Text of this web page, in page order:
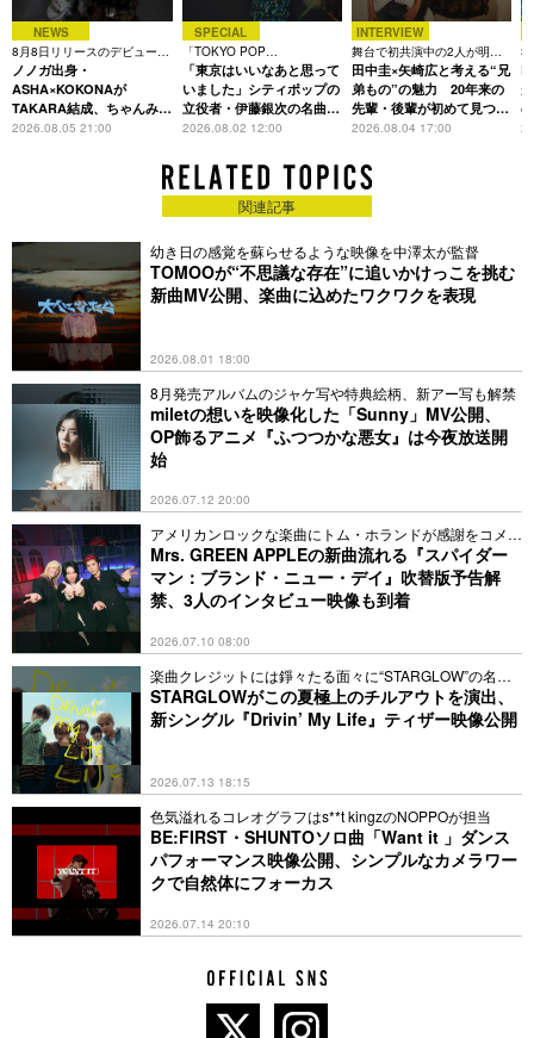
2019年末、2010年から2019年の間、英国の公式シングルおよ
びアルバム・チャート全体で最多No.1を獲得するなど、母国英
国で数々の功績を残し、オフィシャル・チャート・カンパニー
初の「No.1 Artist of the Decade」賞を授与されていた。最近
では、イギリスのシングル・チャートで52週（通年）1位を獲
得した最初のイギリス人ソロ・アーティストとなり、オフィシ
ャル・チャート・カンパニーでも新たな偉業を達成している。
昨年10月に発売された新作アルバム『=』のリリースに先立
ち、「Bad Habits」で（これまで2022年で最も売れた全英
No.1シングル）と「Shivers」という2曲の全英シングルNo.1を
獲得し、2曲合わせて15週間にわたり全英公式シングル・チャ
ートの上位に君臨していた。さらに、『=』はリリース以来、
世界中で300万枚以上を売り上げ、2022年度グラミー賞の＜ソ
ング・オブ・ザ・イヤー＞にもノミネート、2022年度ビルボー
ド・ミュージック・アワードでは9部門にノミネートされ、＜
トップ・ビルボード・グローバル・アーティスト＞を受賞し
た。
彼が21世紀の人気アーティストの1人となったのは、彼の音楽
作品の成功だけではない。大きな会場を、彼の初めてステージ
となったパブのバックルームに変えてしまう神秘的な能力を持
つエドは、2015年に、バンドなしで、ギターとループペダルだ
けで、ウェンブリー・スタジアムを3夜連続でソールドアウト
にして史上初のソロ・アーティストとなり、歴史を刻んでい
た。2019年の夏、2年にわたる大規模なディバイド・ツアーで
史上最も観客動員数の多いツアーとなり、再び歴史に名を刻
む。そして今年はウェンブリー・スタジアムで5夜にわたって
行われる「+ - = ÷ x Tour」（マスマティクス・ツアー）が控え
ている。
https://wmg.jp/edsheeran/profile/
NEWS
8月8日リリースのデビュー曲
は「Time is money」
ノノガ出身・
ASHA×KOKONAが
TAKARA結成、ちゃんみな
主宰レーベル第2弾アーテ
2026.08.05 21:00
SPECIAL
「TOKYO POP
CHRONICLE」特集
「東京はいいなあと思って
いました」シティポップの
立役者・伊藤銀次の名曲回
想録
2026.08.02 12:00
INTERVIEW
舞台で初共演中の2人が明か
す、今の自分をつくる恩人の
存在
田中圭×矢崎広と考える“兄
弟もの”の魅力 20年来の
先輩・後輩が初めて見つけ
た互いの共通点とは
2026.08.04 17:00
3
関連記事
幼き日の感覚を蘇らせるような映像を中澤太が監督
TOMOOが“不思議な存在”に追いかけっこを挑む
新曲MV公開、楽曲に込めたワクワクを表現
2026.08.01 18:00
8月発売アルバムのジャケ写や特典絵柄、新アー写も解禁
miletの想いを映像化した「Sunny」MV公開、
OP飾るアニメ『ふつつかな悪女』は今夜放送開
始
2026.07.12 20:00
アメリカンロックな楽曲にトム・ホランドが感謝をコメン
ト
Mrs. GREEN APPLEの新曲流れる『スパイダー
マン：ブランド・ニュー・デイ』吹替版予告解
禁、3人のインタビュー映像も到着
2026.07.10 08:00
楽曲クレジットには錚々たる面々に“STARGLOW”の名前
も
STARGLOWがこの夏極上のチルアウトを演出、
新シングル『Drivin’ My Life』ティザー映像公開
2026.07.13 18:15
色気溢れるコレオグラフはs**t kingzのNOPPOが担当
BE:FIRST・SHUNTOソロ曲「Want it 」ダンス
パフォーマンス映像公開、シンプルなカメラワー
クで自然体にフォーカス
2026.07.14 20:10